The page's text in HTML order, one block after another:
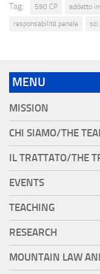
Tag: 590 CP addetto
responsabilità penale
sci
MENU
MISSION
CHI SIAMO/THE
IL TRATTATO/THE
EVENTS
TEACHING
RESEARCH
MOUNTAIN LAW